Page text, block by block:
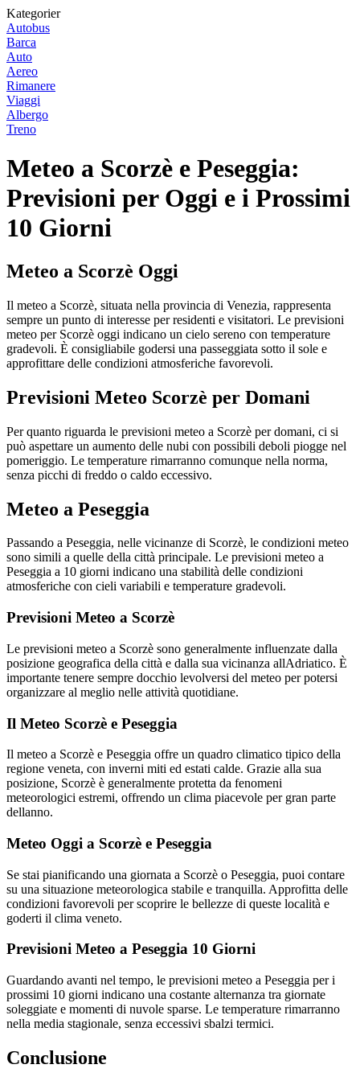
Kategorier
Autobus
Barca
Auto
Aereo
Rimanere
Viaggi
Albergo
Treno
Meteo a Scorzè e Peseggia:
Previsioni per Oggi e i Prossimi
10 Giorni
Meteo a Scorzè Oggi
Il meteo a Scorzè, situata nella provincia di Venezia, rappresenta
sempre un punto di interesse per residenti e visitatori. Le previsioni
meteo per Scorzè oggi indicano un cielo sereno con temperature
gradevoli. È consigliabile godersi una passeggiata sotto il sole e
approfittare delle condizioni atmosferiche favorevoli.
Previsioni Meteo Scorzè per Domani
Per quanto riguarda le previsioni meteo a Scorzè per domani, ci si
può aspettare un aumento delle nubi con possibili deboli piogge nel
pomeriggio. Le temperature rimarranno comunque nella norma,
senza picchi di freddo o caldo eccessivo.
Meteo a Peseggia
Passando a Peseggia, nelle vicinanze di Scorzè, le condizioni meteo
sono simili a quelle della città principale. Le previsioni meteo a
Peseggia a 10 giorni indicano una stabilità delle condizioni
atmosferiche con cieli variabili e temperature gradevoli.
Previsioni Meteo a Scorzè
Le previsioni meteo a Scorzè sono generalmente influenzate dalla
posizione geografica della città e dalla sua vicinanza allAdriatico. È
importante tenere sempre docchio levolversi del meteo per potersi
organizzare al meglio nelle attività quotidiane.
Il Meteo Scorzè e Peseggia
Il meteo a Scorzè e Peseggia offre un quadro climatico tipico della
regione veneta, con inverni miti ed estati calde. Grazie alla sua
posizione, Scorzè è generalmente protetta da fenomeni
meteorologici estremi, offrendo un clima piacevole per gran parte
dellanno.
Meteo Oggi a Scorzè e Peseggia
Se stai pianificando una giornata a Scorzè o Peseggia, puoi contare
su una situazione meteorologica stabile e tranquilla. Approfitta delle
condizioni favorevoli per scoprire le bellezze di queste località e
goderti il clima veneto.
Previsioni Meteo a Peseggia 10 Giorni
Guardando avanti nel tempo, le previsioni meteo a Peseggia per i
prossimi 10 giorni indicano una costante alternanza tra giornate
soleggiate e momenti di nuvole sparse. Le temperature rimarranno
nella media stagionale, senza eccessivi sbalzi termici.
Conclusione